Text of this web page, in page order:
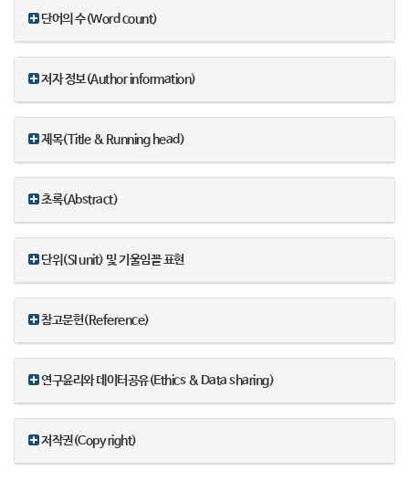
단어의 수(Word count)
저자 정보(Author information)
제목(Title & Running head)
초록(Abstract)
단위(SI unit) 및 기울임꼴 표현
참고문헌(Reference)
연구윤리와 데이터공유(Ethics & Data sharing)
저작권(Copy right)